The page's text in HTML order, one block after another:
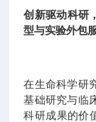
创新驱动科研
型与实验外包
在生命科学研
基础研究与临
科研成果的价